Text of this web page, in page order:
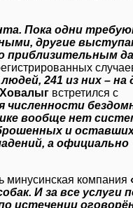
Пока одни
другие
приблизительным
241 из них – на
встретился с
численности
вообще нет
и
а официально
минусинская компания
И за все услуги
истечении